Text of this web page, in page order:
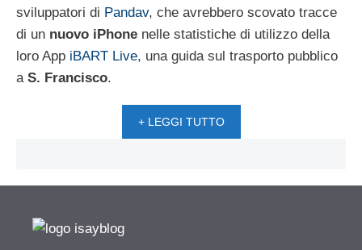
sviluppatori di Pandav, che avrebbero scovato tracce
di un nuovo iPhone nelle statistiche di utilizzo della
loro App iBART Live, una guida sul trasporto pubblico
a S. Francisco.
+ LEGGI TUTTO